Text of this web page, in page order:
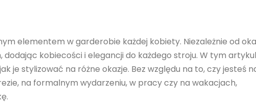
elementem w garderobie każdej kobiety. Niezależnie od
kobiecości i elegancji do każdego stroju. W tym
je stylizować na różne okazje. Bez względu na to, czy jesteś
na formalnym wydarzeniu, w pracy czy na wakacjach,